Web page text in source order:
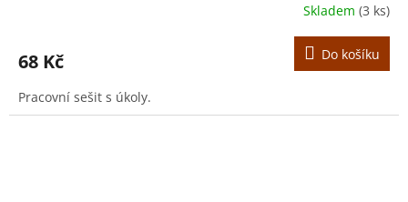
Skladem (3 ks)
68 Kč Do košíku
Pracovní sešit s úkoly.